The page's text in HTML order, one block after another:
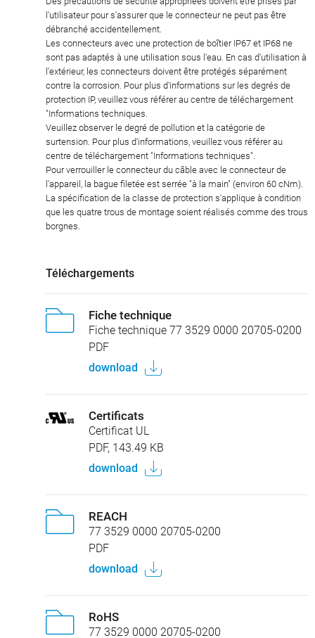
l'utilisateur pour s'assurer que le connecteur ne peut pas être
débranché accidentellement.
Les connecteurs avec une protection de boîtier IP67 et IP68 ne
sont pas adaptés à une utilisation sous l'eau. En cas d'utilisation à
l'extérieur, les connecteurs doivent être protégés séparément
contre la corrosion. Pour plus d'informations sur les degrés de
protection IP, veuillez vous référer au centre de téléchargement
"Informations techniques.
Veuillez observer le degré de pollution et la catégorie de
surtension. Pour plus d'informations, veuillez vous référer au
centre de téléchargement "Informations techniques".
Pour verrouiller le connecteur du câble avec le connecteur de
l'appareil, la bague filetée est serrée "à la main" (environ 60 cNm).
La spécification de la classe de protection s'applique à condition
que les quatre trous de montage soient réalisés comme des trous
borgnes.
Téléchargements
Fiche technique
Fiche technique 77 3529 0000 20705-0200
PDF
download
Certificats
Certificat UL
PDF, 143.49 KB
download
REACH
77 3529 0000 20705-0200
PDF
download
RoHS
77 3529 0000 20705-0200